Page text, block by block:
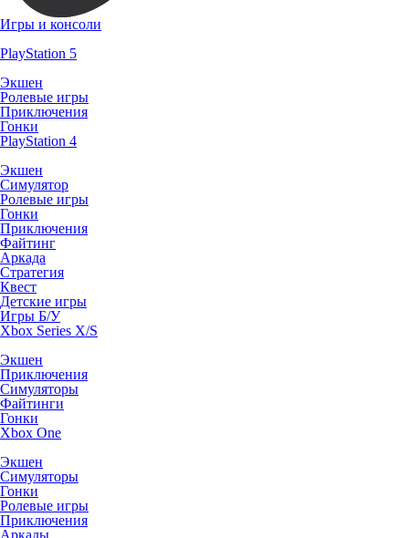
Игры и консоли
PlayStation 5
Экшен
Ролевые игры
Приключения
Гонки
PlayStation 4
Экшен
Симулятор
Ролевые игры
Гонки
Приключения
Файтинг
Аркада
Стратегия
Квест
Детские игры
Игры Б/У
Xbox Series X/S
Экшен
Приключения
Симуляторы
Файтинги
Гонки
Xbox One
Экшен
Симуляторы
Гонки
Ролевые игры
Приключения
Аркады